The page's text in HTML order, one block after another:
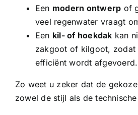
Een modern ontwerp of
veel regenwater vraagt
Een kil- of hoekdak kan
zakgoot of kilgoot, zodat
efficiënt wordt afgevoerd.
Zo weet u zeker dat de
zowel de stijl als de